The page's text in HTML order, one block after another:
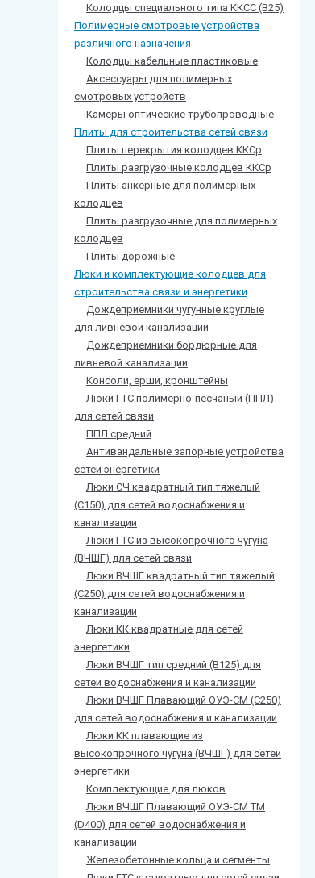
Колодцы специального типа ККСС (В25)
Полимерные смотровые устройства
различного назначения
Колодцы кабельные пластиковые
Аксессуары для полимерных
смотровых устройств
Камеры оптические трубопроводные
Плиты для строительства сетей связи
Плиты перекрытия колодцев ККСр
Плиты разгрузочные колодцев ККСр
Плиты анкерные для полимерных
колодцев
Плиты разгрузочные для полимерных
колодцев
Плиты дорожные
Люки и комплектующие колодцев для
строительства связи и энергетики
Дождеприемники чугунные круглые
для ливневой канализации
Дождеприемники бордюрные для
ливневой канализации
Консоли, ерши, кронштейны
Люки ГТС полимерно-песчаный (ППЛ)
для сетей связи
ППЛ средний
Антивандальные запорные устройства
сетей энергетики
Люки СЧ квадратный тип тяжелый
(С150) для сетей водоснабжения и
канализации
Люки ГТС из высокопрочного чугуна
(ВЧШГ) для сетей связи
Люки ВЧШГ квадратный тип тяжелый
(С250) для сетей водоснабжения и
канализации
Люки КК квадратные для сетей
энергетики
Люки ВЧШГ тип средний (В125) для
сетей водоснабжения и канализации
Люки ВЧШГ Плавающий ОУЭ-СМ (С250)
для сетей водоснабжения и канализации
Люки КК плавающие из
высокопрочного чугуна (ВЧШГ) для сетей
энергетики
Комплектующие для люков
Люки ВЧШГ Плавающий ОУЭ-СМ ТМ
(D400) для сетей водоснабжения и
канализации
Железобетонные кольца и сегменты